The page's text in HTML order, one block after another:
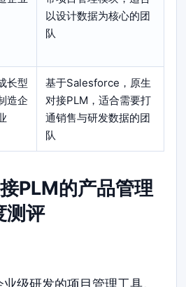
以设计数据为核心的团
队
长型
造企
基于Salesforce，原生
对接PLM，适合需要打
通销售与研发数据的团
队
PLM的产品管理
测评
级研发的项目管理工具。